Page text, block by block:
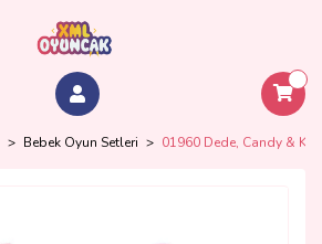
Bebek Oyun Setleri 01960 Dede, Candy &